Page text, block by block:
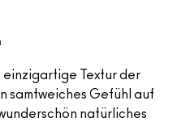
Textur der
samtweiches Gefühl auf
natürliches